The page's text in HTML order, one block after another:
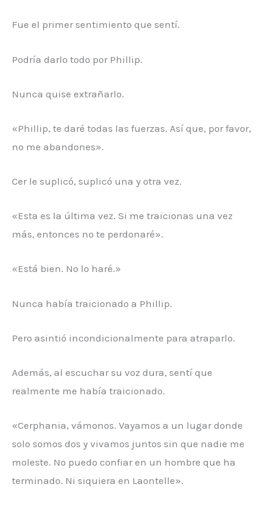
Fue el primer sentimiento que sentí.
Podría darlo todo por Phillip.
Nunca quise extrañarlo.
«Phillip, te daré todas las fuerzas. Así que, por favor,
no me abandones».
Cer le suplicó, suplicó una y otra vez.
«Esta es la última vez. Si me traicionas una vez
más, entonces no te perdonaré».
«Está bien. No lo haré.»
Nunca había traicionado a Phillip.
Pero asintió incondicionalmente para atraparlo.
Además, al escuchar su voz dura, sentí que
realmente me había traicionado.
«Cerphania, vámonos. Vayamos a un lugar donde
solo somos dos y vivamos juntos sin que nadie me
moleste. No puedo confiar en un hombre que ha
terminado. Ni siquiera en Laontelle».